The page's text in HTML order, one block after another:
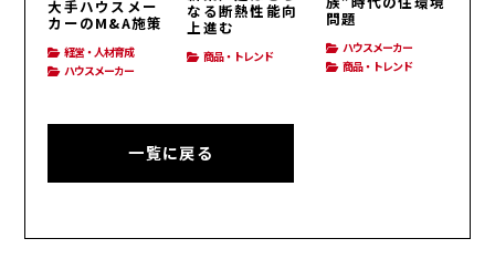
大手ハウスメー
カーのM&A施策
経営・人材育成
ハウスメーカー
なる断熱性能向
上進む
商品・トレンド
問題
ハウスメーカー
商品・トレンド
一覧に戻る